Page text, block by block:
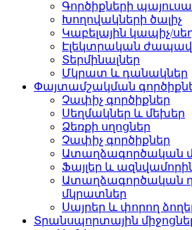
Գործիքների
Խողովակների ծալիչ
Կաբելային կապիչ/
Էլեկտրական
Տերմինալներ
Մկրատ և դանակներ
Փայտամշակման
Չափիչ գործիքներ
Սեղմակներ և մեխեր
Ձեռքի սղոցներ
Չափիչ գործիքներ
Ատաղձագործական
Ֆայլեր և
Ատաղձագործական
մկրատներ
Սայրեր և փորող
Տրանսպորտային